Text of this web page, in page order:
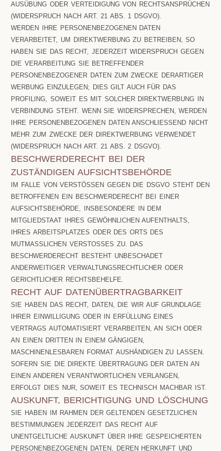
AUSÜBUNG ODER VERTEIDIGUNG VON RECHTSANSPRÜCHEN
(WIDERSPRUCH NACH ART. 21 ABS. 1 DSGVO).
WERDEN IHRE PERSONENBEZOGENEN DATEN
VERARBEITET, UM DIREKTWERBUNG ZU BETREIBEN, SO
HABEN SIE DAS RECHT, JEDERZEIT WIDERSPRUCH GEGEN
DIE VERARBEITUNG SIE BETREFFENDER
PERSONENBEZOGENER DATEN ZUM ZWECKE DERARTIGER
WERBUNG EINZULEGEN; DIES GILT AUCH FÜR DAS
PROFILING, SOWEIT ES MIT SOLCHER DIREKTWERBUNG IN
VERBINDUNG STEHT. WENN SIE WIDERSPRECHEN, WERDEN
IHRE PERSONENBEZOGENEN DATEN ANSCHLIESSEND NICHT
MEHR ZUM ZWECKE DER DIREKTWERBUNG VERWENDET
(WIDERSPRUCH NACH ART. 21 ABS. 2 DSGVO).
BESCHWERDERECHT BEI DER
ZUSTÄNDIGEN AUFSICHTSBEHÖRDE
IM FALLE VON VERSTÖSSEN GEGEN DIE DSGVO STEHT DEN B
ETROFFENEN EIN BESCHWERDERECHT BEI EINER A
UFSICHTSBEHÖRDE, INSBESONDERE IN DEM M
ITGLIEDSTAAT IHRES GEWÖHNLICHEN AUFENTHALTS, I
HRES ARBEITSPLATZES ODER DES ORTS DES M
UTMASSLICHEN VERSTOSSES ZU. DAS BES
CHWERDERECHT BESTEHT UNBESCHADET AND
ERWEITIGER VERWALTUNGSRECHTLICHER ODER GER
ICHTLICHER RECHTSBEHELFE.
RECHT AUF DATENÜBERTRAGBARKEIT
SIE HABEN DAS RECHT, DATEN, DIE WIR AUF GRUNDLAGE
IHRER EINWILLIGUNG ODER IN ERFÜLLUNG EINES
VERTRAGS AUTOMATISIERT VERARBEITEN, AN SICH ODER
AN EINEN DRITTEN IN EINEM GÄNGIGEN,
MASCHINENLESBAREN FORMAT AUSHÄNDIGEN ZU LASSEN.
SOFERN SIE DIE DIREKTE ÜBERTRAGUNG DER DATEN AN
EINEN ANDEREN VERANTWORTLICHEN VERLANGEN,
ERFOLGT DIES NUR, SOWEIT ES TECHNISCH MACHBAR IST.
AUSKUNFT, BERICHTIGUNG UND LÖSCHUNG
SIE HABEN IM RAHMEN DER GELTENDEN GESETZLICHEN
BESTIMMUNGEN JEDERZEIT DAS RECHT AUF
UNENTGELTLICHE AUSKUNFT ÜBER IHRE GESPEICHERTEN
PERSONENBEZOGENEN DATEN, DEREN HERKUNFT UND